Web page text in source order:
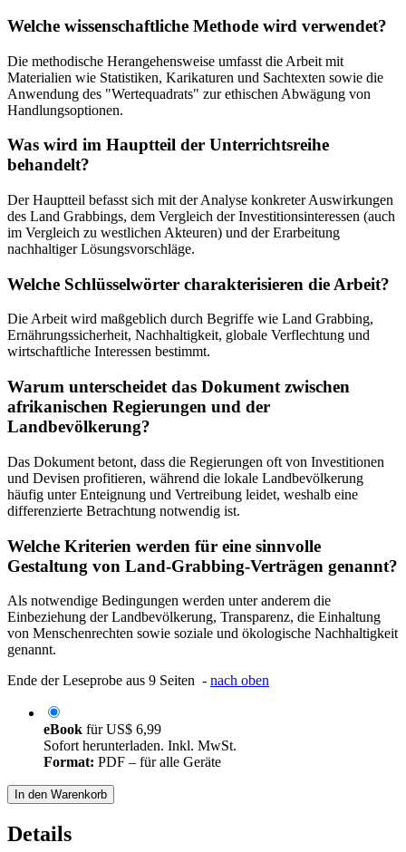
Welche wissenschaftliche Methode wird verwendet?
Die methodische Herangehensweise umfasst die Arbeit mit
Materialien wie Statistiken, Karikaturen und Sachtexten sowie die
Anwendung des "Wertequadrats" zur ethischen Abwägung von
Handlungsoptionen.
Was wird im Hauptteil der Unterrichtsreihe
behandelt?
Der Hauptteil befasst sich mit der Analyse konkreter Auswirkungen
des Land Grabbings, dem Vergleich der Investitionsinteressen (auch
im Vergleich zu westlichen Akteuren) und der Erarbeitung
nachhaltiger Lösungsvorschläge.
Welche Schlüsselwörter charakterisieren die Arbeit?
Die Arbeit wird maßgeblich durch Begriffe wie Land Grabbing,
Ernährungssicherheit, Nachhaltigkeit, globale Verflechtung und
wirtschaftliche Interessen bestimmt.
Warum unterscheidet das Dokument zwischen
afrikanischen Regierungen und der
Landbevölkerung?
Das Dokument betont, dass die Regierungen oft von Investitionen
und Devisen profitieren, während die lokale Landbevölkerung
häufig unter Enteignung und Vertreibung leidet, weshalb eine
differenzierte Betrachtung notwendig ist.
Welche Kriterien werden für eine sinnvolle
Gestaltung von Land-Grabbing-Verträgen genannt?
Als notwendige Bedingungen werden unter anderem die
Einbeziehung der Landbevölkerung, Transparenz, die Einhaltung
von Menschenrechten sowie soziale und ökologische Nachhaltigkeit
genannt.
Ende der Leseprobe aus 9 Seiten - nach oben
eBook fürUS$ 6,99
Sofort herunterladen. Inkl. MwSt.
Format: PDF – für alle Geräte
In den Warenkorb
Details